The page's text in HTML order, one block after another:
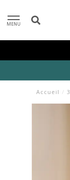
MENU
Accueil /